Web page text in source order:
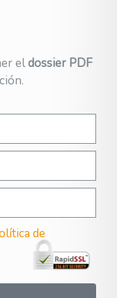
eldossier PDF
de